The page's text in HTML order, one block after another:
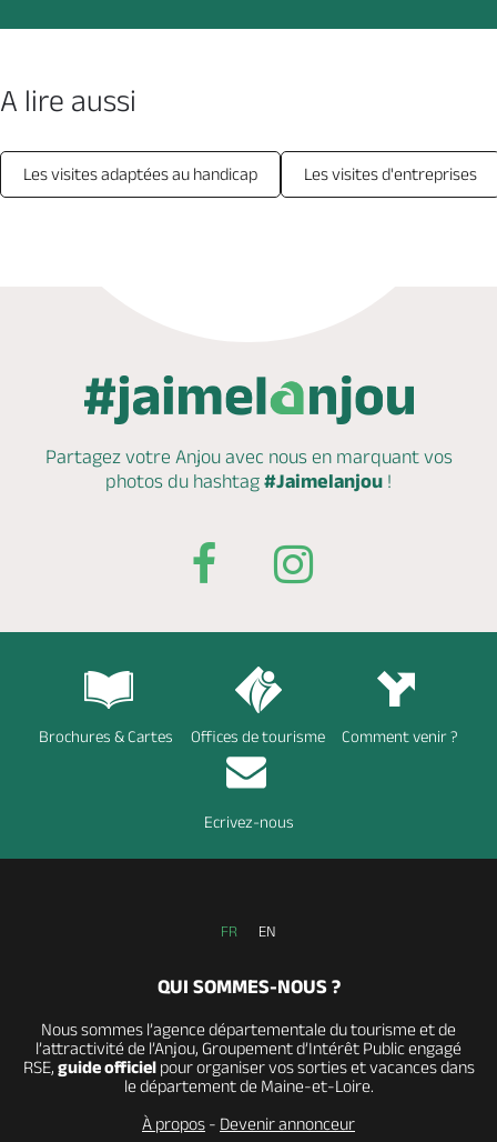
A lire aussi
Les visites adaptées au handicap Les visites d'entreprises
Partagez votre Anjou avec nous en marquantvos
photos du hashtag #Jaimelanjou !
Brochures & Cartes Offices de tourisme Comment venir ?
Ecrivez-nous
FR EN
QUI SOMMES-NOUS ?
Nous sommes l’agence départementale du tourisme et de
l’attractivité de l’Anjou, Groupement d’Intérêt Public engagé
RSE, guide officielpour organiser vos sorties et vacances dans
le département de Maine-et-Loire.
À propos - Devenir annonceur